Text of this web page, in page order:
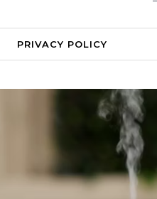
PRIVACY POLICY